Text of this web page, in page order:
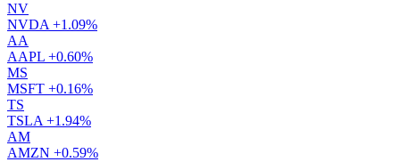
NV
NVDA +1.09%
AA
AAPL +0.60%
MS
MSFT +0.16%
TS
TSLA +1.94%
AM
AMZN +0.59%